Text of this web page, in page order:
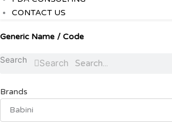
CONTACT US
Generic Name / Code
Search Search
Brands
Babini